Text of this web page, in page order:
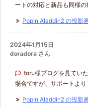
ートの対応と新品も同様
Popin Aladdin2 の投影
2024年1月15日
doradora さん
toru様ブログを見てい
場合ですが、サポートよ
Popin Aladdin2 の投影